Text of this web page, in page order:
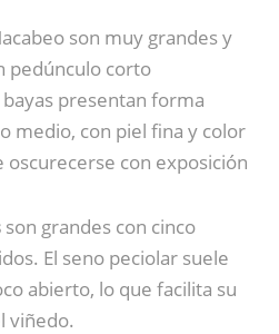
son muy grandes y
pedúnculo corto
presentan forma
medio, con piel fina y color
con exposición
son grandes con cinco
El seno peciolar suele
abierto, lo que facilita su
viñedo.